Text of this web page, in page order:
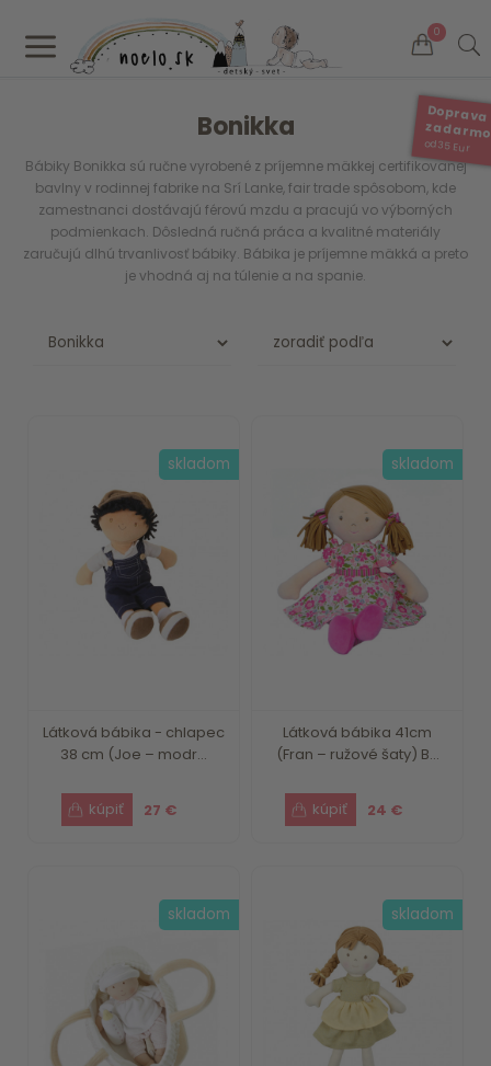
a 0
Doprava
od 35 Eur
Bonikka
Bábiky Bonikka sú ručne vyrobené z príjemne mäkkej certifikovanej
bavlny v rodinnej fabrike na Srí Lanke, fair trade spôsobom, kde
zamestnanci dostávajú férovú mzdu a pracujú vo výborných
podmienkach. Dôsledná ručná práca a kvalitné materiály
zaručujú dlhú trvanlivosť bábiky. Bábika je príjemne mäkká a preto
je vhodná aj na túlenie a na spanie.
Látková bábika - chlapec
38 cm (Joe – modr...
27 €
skladom
Látková bábika 41cm
(Fran – ružové šaty) B...
24 €
skladom
skladom skladom